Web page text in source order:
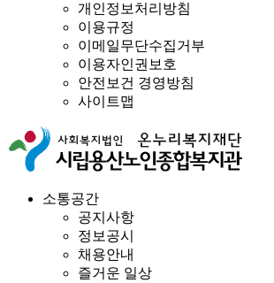
개인정보처리방침
이용규정
이메일무단수집거부
이용자인권보호
안전보건 경영방침
사이트맵
소통공간
공지사항
정보공시
채용안내
즐거운 일상